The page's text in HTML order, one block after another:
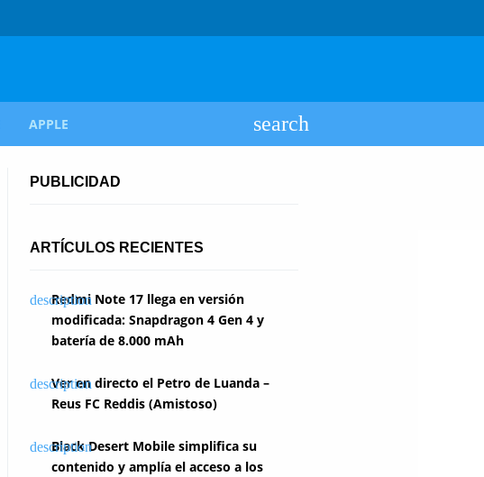
APPLE
PUBLICIDAD
ARTÍCULOS RECIENTES
Redmi Note 17 llega en versión
modificada: Snapdragon 4 Gen 4 y
batería de 8.000 mAh
Ver en directo el Petro de Luanda –
Reus FC Reddis (Amistoso)
Black Desert Mobile simplifica su
contenido y amplía el acceso a los